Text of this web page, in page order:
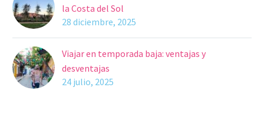
la Costa del Sol
28 diciembre, 2025
Viajar en temporada baja: ventajas y
desventajas
24 julio, 2025